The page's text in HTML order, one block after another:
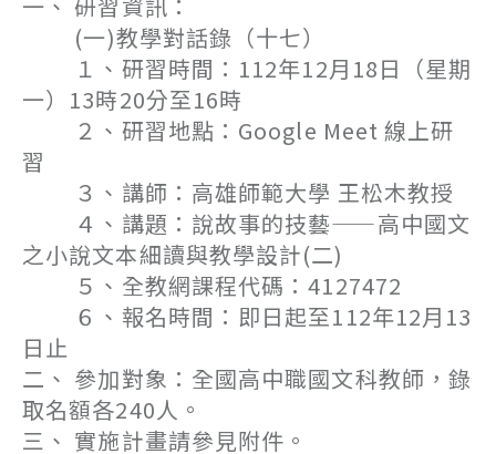
(一)教學對話錄（十七）
１、研習時間：112年12月18日（星期
一）13時20分至16時
２、研習地點：Google Meet 線上研
習
３、講師：高雄師範大學 王松木教授
４、講題：說故事的技藝——高中國文
之小說文本細讀與教學設計(二)
５、全教網課程代碼：4127472
６、報名時間：即日起至112年12月13
日止
二、 參加對象：全國高中職國文科教師，錄
取名額各240人。
三、 實施計畫請參見附件。